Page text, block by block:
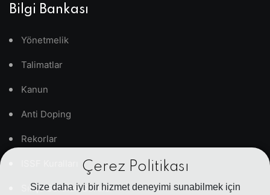
Çerez Politikası
Size daha iyi bir hizmet deneyimi sunabilmek için
Bilgi Bankası
Yönetmelik
Talimatlar
Kanun
Anti Doping
Rekorlar
Sıkça Sorulan Sorular